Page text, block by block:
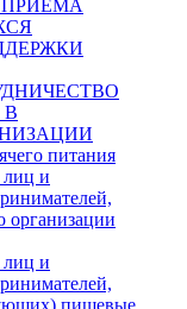
В
питания
лиц и
организации
лиц и
пищевые